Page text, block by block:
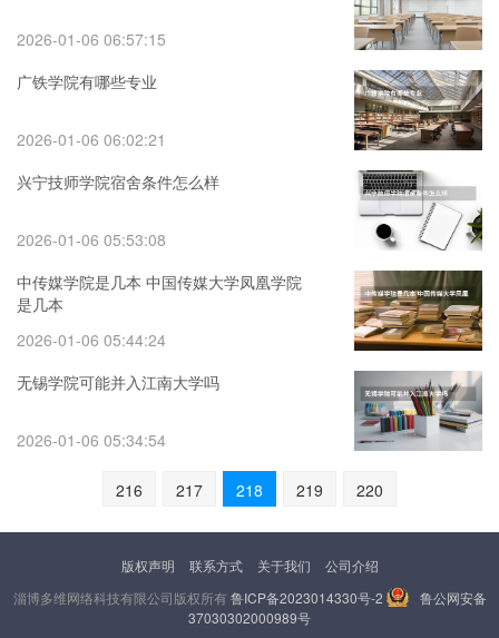
2026-01-06 06:57:15
广铁学院有哪些专业
2026-01-06 06:02:21
兴宁技师学院宿舍条件怎么样
2026-01-06 05:53:08
中传媒学院是几本 中国传媒大学凤凰学院
是几本
2026-01-06 05:44:24
无锡学院可能并入江南大学吗
2026-01-06 05:34:54
216 217 218 219 220
版权声明 联系方式 关于我们
公司介绍
淄博多维网络科技有限公司版权所有鲁ICP备2023014330号-2
鲁公网安备
37030302000989号